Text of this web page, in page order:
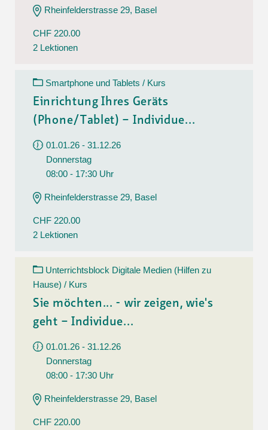
Rheinfelderstrasse 29, Basel
CHF 220.00
2 Lektionen
Smartphone und Tablets / Kurs
Einrichtung Ihres Geräts
(Phone/Tablet) – Individue...
01.01.26 - 31.12.26
Donnerstag
08:00 - 17:30 Uhr
Rheinfelderstrasse 29, Basel
CHF 220.00
2 Lektionen
Unterrichtsblock Digitale Medien (Hilfen zu
Hause) / Kurs
Sie möchten... - wir zeigen, wie's
geht – Individue...
01.01.26 - 31.12.26
Donnerstag
08:00 - 17:30 Uhr
Rheinfelderstrasse 29, Basel
CHF 220.00